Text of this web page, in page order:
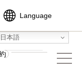
日本語
Language
日本語